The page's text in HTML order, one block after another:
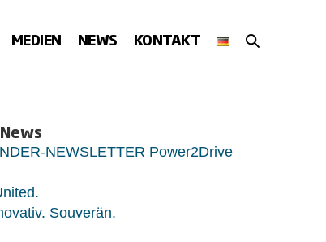
MEDIEN NEWS KONTAKT
SUCHE-
NEWSLETTER Power2Drive
Souverän.